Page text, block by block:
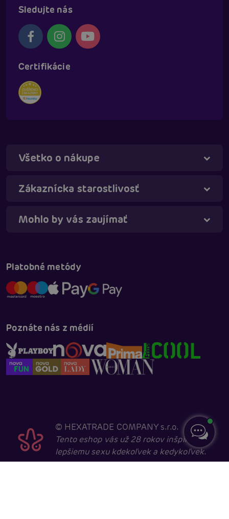
Sledujte nás
Certifikácie
Všetko o nákupe
Zákaznícka starostlivosť
Mohlo by vás zaujímať
Platobné metódy
Poznáte nás z médií
© HEXATRADE COMPANY s.r.o.
Tento eshop vás už 28 rokov inšpiruje k
lepšiemu sexu kdekoľvek a kedykoľvek.
Táňa - virtuálna asistentka